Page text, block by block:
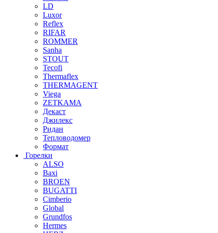
LD
Luxor
Reflex
RIFAR
ROMMER
Sanha
STOUT
Tecofi
Thermaflex
THERMAGENT
Viega
ZETKAMA
Декаст
Джилекс
Ридан
Тепловодомер
Формат
Горелки
ALSO
Baxi
BROEN
BUGATTI
Cimberio
Global
Grundfos
Hermes